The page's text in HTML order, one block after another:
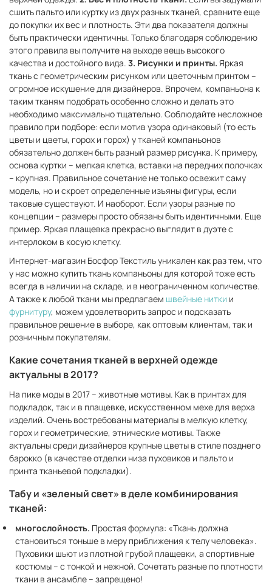
сшить пальто или куртку из двух разных тканей, сравните еще
до покупки их вес и плотность. Эти два показателя должны
быть практически идентичны. Только благодаря соблюдению
этого правила вы получите на выходе вещь высокого
качества и достойного вида. 3. Рисунки и принты. Яркая
ткань с геометрическим рисунком или цветочным принтом –
огромное искушение для дизайнеров. Впрочем, компаньона к
таким тканям подобрать особенно сложно и делать это
необходимо максимально тщательно. Соблюдайте несложное
правило при подборе: если мотив узора одинаковый (то есть
цветы и цветы, горох и горох) у тканей компаньонов
обязательно должен быть разный размер рисунка. К примеру,
основа куртки – мелкая клетка, вставки на передних полочках
– крупная. Правильное сочетание не только освежит саму
модель, но и скроет определенные изъяны фигуры, если
таковые существуют. И наоборот. Если узоры разные по
концепции – размеры просто обязаны быть идентичными. Еще
пример. Яркая плащевка прекрасно выглядит в дуэте с
интерлоком в косую клетку.
Интернет-магазин Босфор Текстиль уникален как раз тем, что
у нас можно купить ткань компаньоны для которой тоже есть
всегда в наличии на складе, и в неограниченном количестве.
А также к любой ткани мы предлагаем швейные нитки и
фурнитуру, можем удовлетворить запрос и подсказать
правильное решение в выборе, как оптовым клиентам, так и
розничным покупателям.
Какие сочетания тканей в верхней одежде
актуальны в 2017?
На пике моды в 2017 – животные мотивы. Как в принтах для
подкладок, так и в плащевке, искусственном мехе для верха
изделий. Очень востребованы материалы в мелкую клетку,
горох и геометрические, этнические мотивы. Также
актуальны среди дизайнеров крупные цветы в стиле позднего
барокко (в качестве отделки низа пуховиков и пальто и
принта тканьевой подкладки).
Табу и «зеленый свет» в деле комбинирования
тканей:
многослойность. Простая формула: «Ткань должна
становиться тоньше в меру приближения к телу человека».
Пуховики шьют из плотной грубой плащевки, а спортивные
костюмы – с тонкой и нежной. Сочетать разные по плотности
ткани в ансамбле – запрещено!